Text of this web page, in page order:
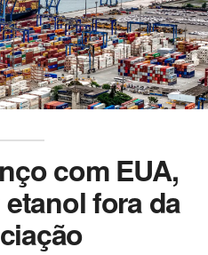
com EUA,
fora da